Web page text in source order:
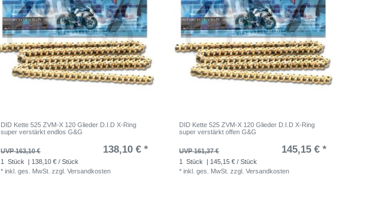
DID Kette 525 ZVM-X 120 Glieder D.I.D X-Ring
super verstärkt endlos G&G
UVP 163,10 € 138,10 € *
1 Stück
| 138,10 € / Stück
*inkl. ges. MwSt. zzgl.Versandkosten
DID Kette 525 ZVM-X 120 Glieder D.I.D X-Ring
super verstärkt offen G&G
UVP 161,37 € 145,15 € *
1 Stück
| 145,15 € / Stück
*inkl. ges. MwSt. zzgl.Versandkosten